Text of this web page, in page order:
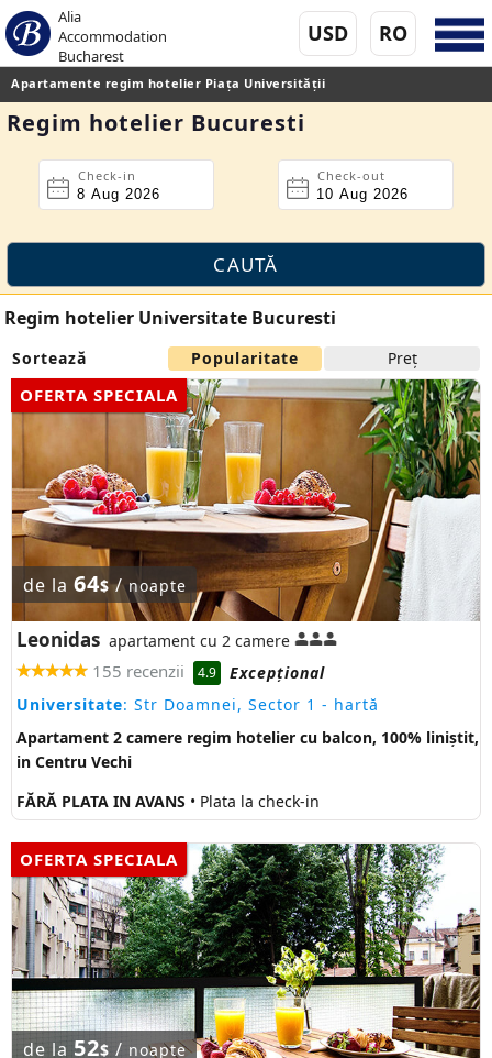
Alia
Accommodation
Bucharest
RO
USD
Apartamente regim hotelier Piaţa Universităţii
Regim hotelier Bucuresti
Check-in Check-out
Regim hotelier Universitate Bucuresti
Sortează Popularitate Preţ
OFERTA SPECIALA
de la 64$/noapte
Leonidas apartament cu 2 camere
155 recenzii 4.9
Excepţional
Universitate: Str Doamnei, Sector 1 - hartă
Apartament 2 camere regim hotelier cu balcon, 100% liniștit,
in Centru Vechi
FĂRĂ PLATA IN AVANS • Plata la check-in
OFERTA SPECIALA
de la 52$ / noapte